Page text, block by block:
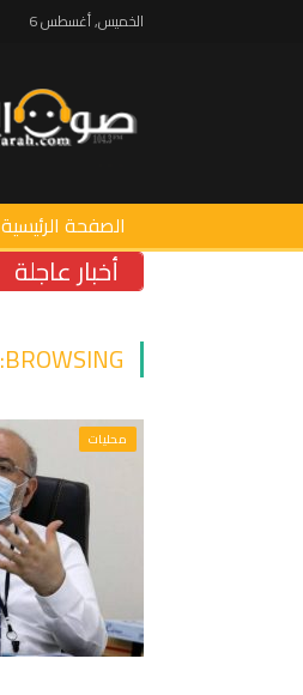
الخميس, أغسطس 6
الصفحة الرئيسية
أخبار عاجلة
BROWSING:
محليات